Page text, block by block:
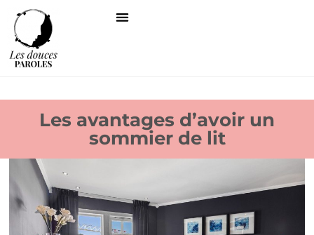
Les avantages d’avoir un
sommier de lit